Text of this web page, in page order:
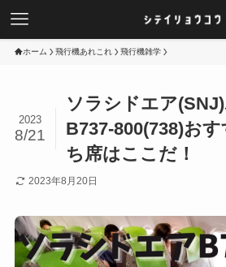
ホーム 飛行機あれこれ 飛行機雑学
ソラシドエア
B737-800(738)お
ち席はここだ！
2023
8/21
2023年8月20日